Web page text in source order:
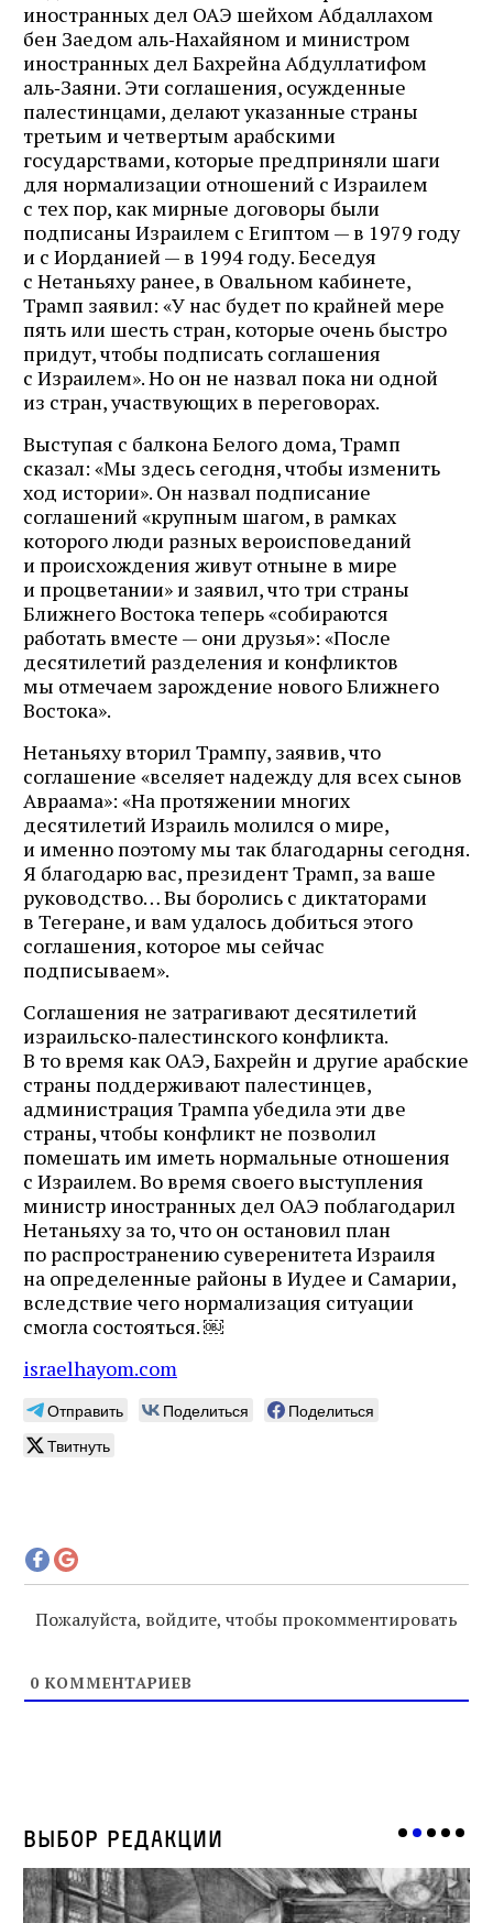
иностранных дел ОАЭ шейхом Абдаллахом
бен Заедом аль‑Нахайяном и министром
иностранных дел Бахрейна Абдуллатифом
аль‑Заяни. Эти соглашения, осужденные
палестинцами, делают указанные страны
третьим и четвертым арабскими
государствами, которые предприняли шаги
для нормализации отношений с Израилем
с тех пор, как мирные договоры были
подписаны Израилем с Египтом — в 1979 году
и с Иорданией — в 1994 году. Беседуя
с Нетаньяху ранее, в Овальном кабинете,
Трамп заявил: «У нас будет по крайней мере
пять или шесть стран, которые очень быстро
придут, чтобы подписать соглашения
с Израилем». Но он не назвал пока ни одной
из стран, участвующих в переговорах.
Выступая с балкона Белого дома, Трамп
сказал: «Мы здесь сегодня, чтобы изменить
ход истории». Он назвал подписание
соглашений «крупным шагом, в рамках
которого люди разных вероисповеданий
и происхождения живут отныне в мире
и процветании» и заявил, что три страны
Ближнего Востока теперь «собираются
работать вместе — они друзья»: «После
десятилетий разделения и конфликтов
мы отмечаем зарождение нового Ближнего
Востока».
Нетаньяху вторил Трампу, заявив, что
соглашение «вселяет надежду для всех сынов
Авраама»: «На протяжении многих
десятилетий Израиль молился о мире,
и именно поэтому мы так благодарны сегодня.
Я благодарю вас, президент Трамп, за ваше
руководство… Вы боролись с диктаторами
в Тегеране, и вам удалось добиться этого
соглашения, которое мы сейчас
подписываем».
Соглашения не затрагивают десятилетий
израильско‑палестинского конфликта.
В то время как ОАЭ, Бахрейн и другие арабские
страны поддерживают палестинцев,
администрация Трампа убедила эти две
страны, чтобы конфликт не позволил
помешать им иметь нормальные отношения
с Израилем. Во время своего выступления
министр иностранных дел ОАЭ поблагодарил
Нетаньяху за то, что он остановил план
по распространению суверенитета Израиля
на определенные районы в Иудее и Самарии,
вследствие чего нормализация ситуации
смогла состояться. ￼
israelhayom.com
Отправить Поделиться
Поделиться
Твитнуть
Пожалуйста, войдите, чтобы прокомментировать
0 КОММЕНТАРИЕВ
Выбор редакции